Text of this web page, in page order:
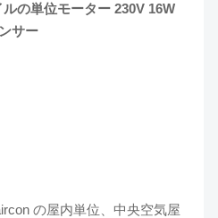
の単位モーター 230V 16W
サー
の屋内単位、中央空気屋